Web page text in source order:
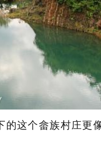
的这个畲族村庄更